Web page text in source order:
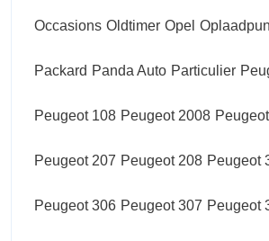
Occasions Oldtimer Opel
Packard Panda Auto Particulier
Peugeot 108 Peugeot 2008
Peugeot 207 Peugeot 208 Peugeot
Peugeot 306 Peugeot 307 Peugeot